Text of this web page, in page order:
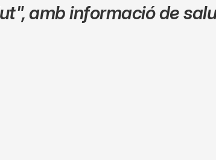
,amb informació de